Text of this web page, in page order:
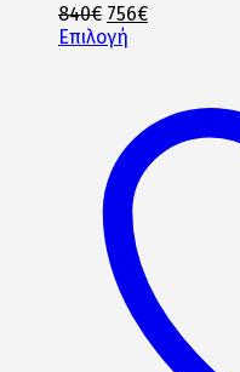
840€ Original
price
756€Η
756€.
Επιλογή
πολλαπλές
παραλλαγές.
Οι
επιλογές
μπορούν
να
επιλεγούν
στη
σελίδα
του
προϊόντος